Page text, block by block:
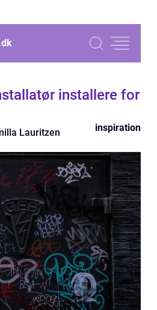
dk
installere for
Lauritzen inspiration